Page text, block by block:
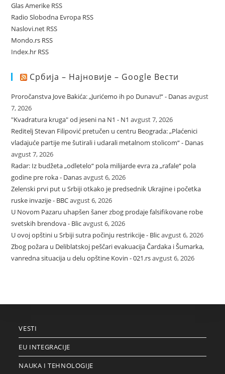
Glas Amerike RSS
Radio Slobodna Evropa RSS
Naslovi.net RSS
Mondo.rs RSS
Index.hr RSS
Србија – Најновије – Google Вести
Proročanstva Jove Bakića: „Jurićemo ih po Dunavu!“ - Danasavgust
7, 2026
"Kvadratura kruga" od jeseni na N1 - N1 avgust 7, 2026
Reditelj Stevan Filipović pretučen u centru Beograda: „Plaćenici
vladajuće partije me šutirali i udarali metalnom stolicom“ - Danas
avgust 7, 2026
Radar: Iz budžeta „odletelo“ pola milijarde evra za „rafale“ pola
godine pre roka - Danasavgust 6, 2026
Zelenski prvi put u Srbiji otkako je predsednik Ukrajine i početka
ruske invazije - BBCavgust 6, 2026
U Novom Pazaru uhapšen šaner zbog prodaje falsifikovane robe
svetskih brendova - Blicavgust 6, 2026
U ovoj opštini u Srbiji sutra počinju restrikcije - Blicavgust 6, 2026
Zbog požara u Deliblatskoj peščari evakuacija Čardaka i Šumarka,
vanredna situacija u delu opštine Kovin - 021.rsavgust 6, 2026
VESTI
EU INTEGRACIJE
NAUKA I TEHNOLOGIJE